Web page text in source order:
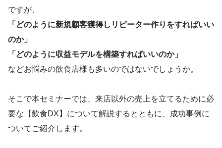
ですが、
「どのように新規顧客獲得しリピーター作りをすればいい
のか」
「どのように収益モデルを構築すればいいのか」
などお悩みの飲食店様も多いのではないでしょうか。
そこで本セミナーでは、来店以外の売上を立てるために必
要な【飲食DX】について解説するとともに、成功事例に
ついてご紹介します。